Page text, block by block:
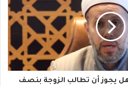
يجوز أن تطالب الزوجة بنصف